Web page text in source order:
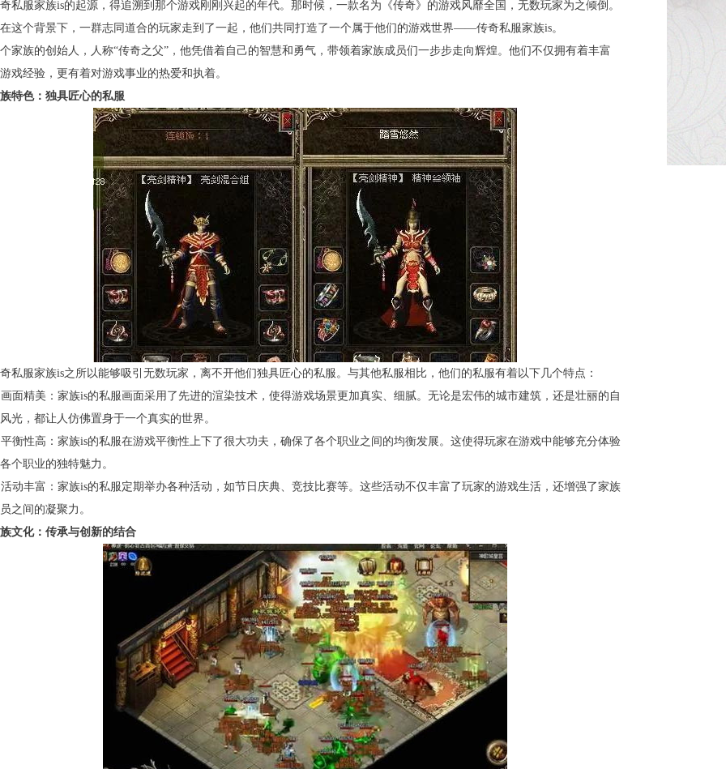
私服家族is的起源，得追溯到那个游戏刚刚兴起的年代。那时候，一款名为《传奇》的游戏风靡全国，无数玩家为之倾倒。
这个背景下，一群志同道合的玩家走到了一起，他们共同打造了一个属于他们的游戏世界——传奇私服家族is。
家族的创始人，人称“传奇之父”，他凭借着自己的智慧和勇气，带领着家族成员们一步步走向辉煌。他们不仅拥有着丰富
戏经验，更有着对游戏事业的热爱和执着。
特色：独具匠心的私服
私服家族is之所以能够吸引无数玩家，离不开他们独具匠心的私服。与其他私服相比，他们的私服有着以下几个特点：
画面精美：家族is的私服画面采用了先进的渲染技术，使得游戏场景更加真实、细腻。无论是宏伟的城市建筑，还是壮丽的自
光，都让人仿佛置身于一个真实的世界。
衡性高：家族is的私服在游戏平衡性上下了很大功夫，确保了各个职业之间的均衡发展。这使得玩家在游戏中能够充分体验
个职业的独特魅力。
动丰富：家族is的私服定期举办各种活动，如节日庆典、竞技比赛等。这些活动不仅丰富了玩家的游戏生活，还增强了家族
之间的凝聚力。
文化：传承与创新的结合